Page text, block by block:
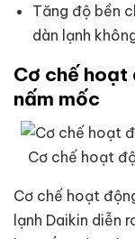
Tăng độ bền
dàn lạnh
Cơ chế hoạt
nấm mốc
Cơ chế hoạt
Cơ chế hoạt
lạnh Daikin diễn